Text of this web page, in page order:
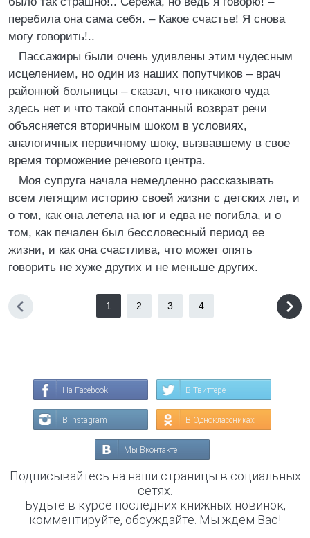
перебила она сама себя. – Какое счастье! Я снова
могу говорить!..
Пассажиры были очень удивлены этим чудесным
исцелением, но один из наших попутчиков – врач
районной больницы – сказал, что никакого чуда
здесь нет и что такой спонтанный возврат речи
объясняется вторичным шоком в условиях,
аналогичных первичному шоку, вызвавшему в свое
время торможение речевого центра.
Моя супруга начала немедленно рассказывать
всем летящим историю своей жизни с детских лет, и
о том, как она летела на юг и едва не погибла, и о
том, как печален был бессловесный период ее
жизни, и как она счастлива, что может опять
говорить не хуже других и не меньше других.
1 2 3 4
На Facebook В Твиттере
В Instagram В Одноклассниках
Мы Вконтакте
Подписывайтесь на наши страницы в социальных
сетях.
Будьте в курсе последних книжных новинок,
комментируйте, обсуждайте. Мы ждём Вас!